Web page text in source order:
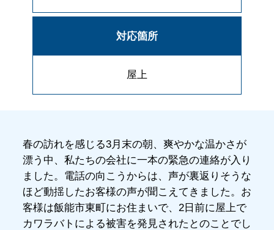
対応箇所
屋上
春の訪れを感じる3月末の朝、爽やかな温かさが
漂う中、私たちの会社に一本の緊急の連絡が入り
ました。電話の向こうからは、声が裏返りそうな
ほど動揺したお客様の声が聞こえてきました。お
客様は飯能市東町にお住まいで、2日前に屋上で
カワラバトによる被害を発見されたとのことでし